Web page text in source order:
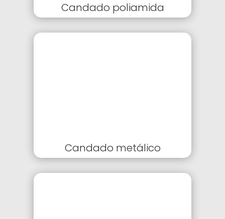
Candado poliamida
Candado metálico